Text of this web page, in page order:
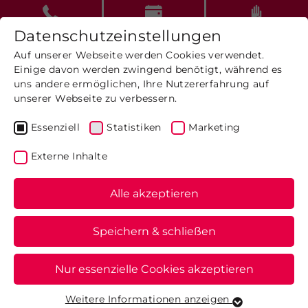
AGBs
Allgemeine
Geschäftsbedingungen (AGB)
– theraneurum
1. Vertragsverhältnis
Mit Beginn der Behandlung auf Grundlage
einer ärztlichen Verordnung (z. B. Physio- oder
Ergotherapie) kommt ein Behandlungsvertrag
Datenschutzeinstellungen
Auf unserer Webseite werden Cookies verwendet.
Einige davon werden zwingend benötigt, während es
uns andere ermöglichen, Ihre Nutzererfahrung auf
unserer Webseite zu verbessern.
Essenziell Statistiken Marketing
Externe Inhalte
Alle akzeptieren
Speichern & schließen
Nur essenzielle Cookies akzeptieren
Weitere Informationen anzeigen